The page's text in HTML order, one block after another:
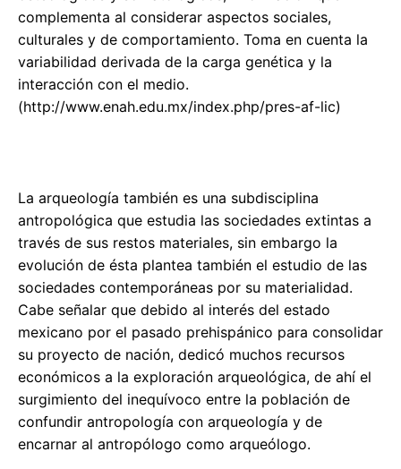
complementa al considerar aspectos sociales,
culturales y de comportamiento. Toma en cuenta la
variabilidad derivada de la carga genética y la
interacción con el medio.
(http://www.enah.edu.mx/index.php/pres-af-lic)
La arqueología también es una subdisciplina
antropológica que estudia las sociedades extintas a
través de sus restos materiales, sin embargo la
evolución de ésta plantea también el estudio de las
sociedades contemporáneas por su materialidad.
Cabe señalar que debido al interés del estado
mexicano por el pasado prehispánico para consolidar
su proyecto de nación, dedicó muchos recursos
económicos a la exploración arqueológica, de ahí el
surgimiento del inequívoco entre la población de
confundir antropología con arqueología y de
encarnar al antropólogo como arqueólogo.